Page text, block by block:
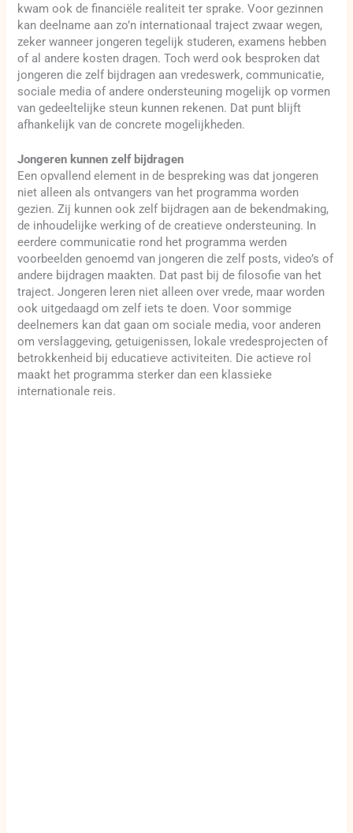
kwam ook de financiële realiteit ter sprake. Voor gezinnen
kan deelname aan zo’n internationaal traject zwaar wegen,
zeker wanneer jongeren tegelijk studeren, examens hebben
of al andere kosten dragen. Toch werd ook besproken dat
jongeren die zelf bijdragen aan vredeswerk, communicatie,
sociale media of andere ondersteuning mogelijk op vormen
van gedeeltelijke steun kunnen rekenen. Dat punt blijft
afhankelijk van de concrete mogelijkheden.
Jongeren kunnen zelf bijdragen
Een opvallend element in de bespreking was dat jongeren
niet alleen als ontvangers van het programma worden
gezien. Zij kunnen ook zelf bijdragen aan de bekendmaking,
de inhoudelijke werking of de creatieve ondersteuning. In
eerdere communicatie rond het programma werden
voorbeelden genoemd van jongeren die zelf posts, video’s of
andere bijdragen maakten. Dat past bij de filosofie van het
traject. Jongeren leren niet alleen over vrede, maar worden
ook uitgedaagd om zelf iets te doen. Voor sommige
deelnemers kan dat gaan om sociale media, voor anderen
om verslaggeving, getuigenissen, lokale vredesprojecten of
betrokkenheid bij educatieve activiteiten. Die actieve rol
maakt het programma sterker dan een klassieke
internationale reis.